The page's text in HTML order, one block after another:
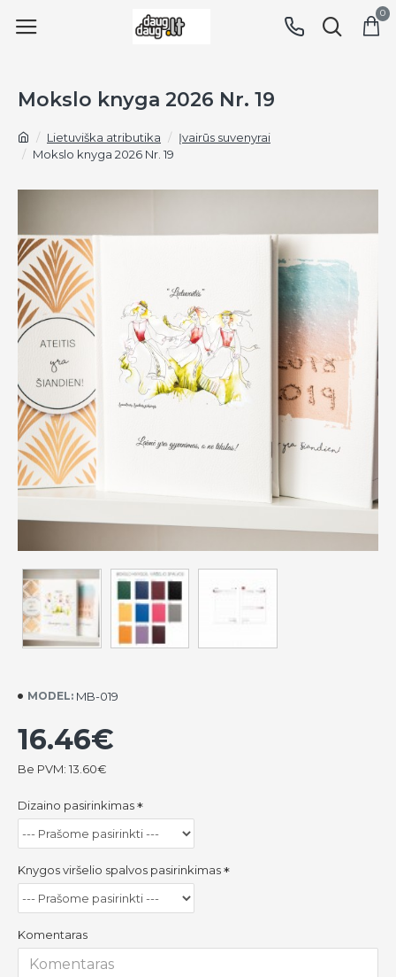
0
Lietuviška atributika
Įvairūs suvenyrai
Mokslo knyga 2026 Nr. 19
Mokslo knyga 2026 Nr. 19
MODEL: MB-019
16.46€
Be PVM: 13.60€
Dizaino pasirinkimas
Knygos viršelio spalvos pasirinkimas
Komentaras